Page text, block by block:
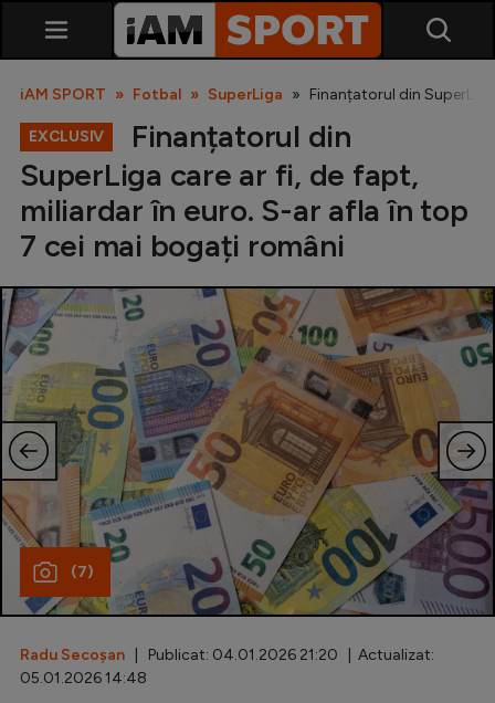
SuperLiga
Liga 2
Cupa României
Echipa Națională
U21
Fotbal feminin
Special
Diverse
Inedit
Clasamente
iAM SPORT Fotbal SuperLiga Finanțatorul din
EXCLUSIV
Finanțatorul din
SuperLiga care ar fi, de fapt,
miliardar în euro. S-ar afla în top
7 cei mai bogați români
(7)
Radu Secoșan | Publicat: 04.01.2026 21:20 | Actualizat:
05.01.2026 14:48